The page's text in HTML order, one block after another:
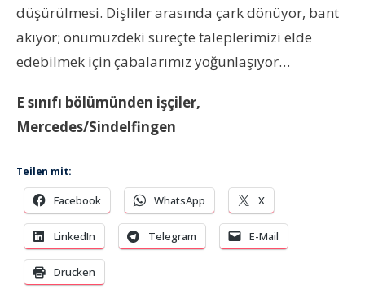
düşürülmesi. Dişliler arasında çark dönüyor, bant
akıyor; önümüzdeki süreçte taleplerimizi elde
edebilmek için çabalarımız yoğunlaşıyor…
E sınıfı bölümünden işçiler,
Mercedes/Sindelfingen
Teilen mit:
Facebook WhatsApp X
LinkedIn Telegram E-Mail
Drucken